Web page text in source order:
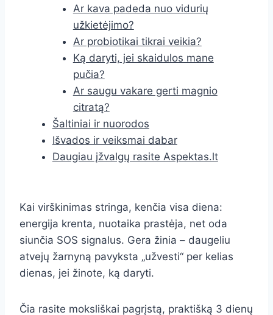
Ar kava padeda nuo vidurių
užkietėjimo?
Ar probiotikai tikrai veikia?
Ką daryti, jei skaidulos mane
pučia?
Ar saugu vakare gerti magnio
citratą?
Šaltiniai ir nuorodos
Išvados ir veiksmai dabar
Daugiau įžvalgų rasite Aspektas.lt
Kai virškinimas stringa, kenčia visa diena:
energija krenta, nuotaika prastėja, net oda
siunčia SOS signalus. Gera žinia – daugeliu
atvejų žarnyną pavyksta „užvesti“ per kelias
dienas, jei žinote, ką daryti.
Čia rasite moksliškai pagrįstą, praktišką 3 dienų